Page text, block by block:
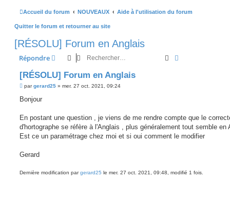
Accueil du forum NOUVEAUX Aide à l'utilisation du forum
Quitter le forum et retourner au site
[RÉSOLU] Forum en Anglais
Répondre Rechercher
[RÉSOLU] Forum en Anglais
M
s
g
pargerard25 » mer. 27 oct. 2021, 09:24
Bonjour
En postant une question , je viens de me rendre compte que le
d'hortographe se réfère à l'Anglais , plus généralement tout semble en
Est ce un paramétrage chez moi et si oui comment le modifier
Gerard
Dernière modification pargerard25 le mer. 27 oct. 2021, 09:48, modifié 1 fois.